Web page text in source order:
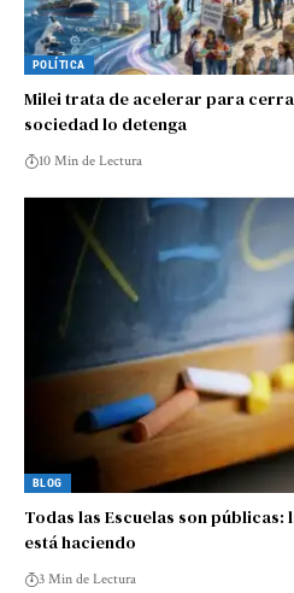
POLÍTICA
Milei trata de acelerar para
sociedad lo detenga
10 Min de Lectura
BLOG
Todas las Escuelas son públicas:
está haciendo
3 Min de Lectura